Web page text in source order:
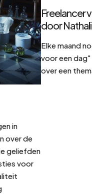
in
over de
geliefden
voor
Freelancer
door
Elke maand
voor een
over een